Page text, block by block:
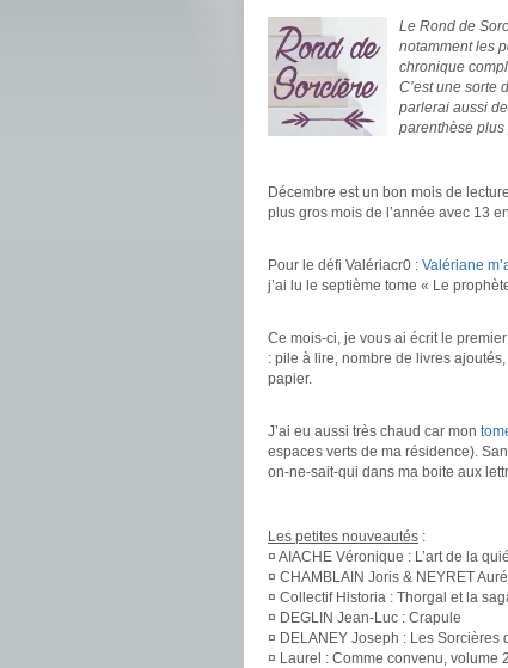
Le Rond de
notamment les
chronique
C’est une sorte
parlerai aussi
parenthèse
Décembre est un bon mois de
plus gros mois de l’année avec 13
Pour le défi Valériacr0 : Valériane
j’ai lu le septième tome « Le
Ce mois-ci, je vous ai écrit le
: pile à lire, nombre de livres
papier.
J’ai eu aussi très chaud car mon
espaces verts de ma résidence).
on-ne-sait-qui dans ma boite aux
Les petites nouveautés :
¤ AIACHE Véronique : L’art de la
¤ CHAMBLAIN Joris & NEYRET
¤ Collectif Historia : Thorgal et la
¤ DEGLIN Jean-Luc : Crapule
¤ DELANEY Joseph : Les Sorcières
¤ Laurel : Comme convenu, volume 2